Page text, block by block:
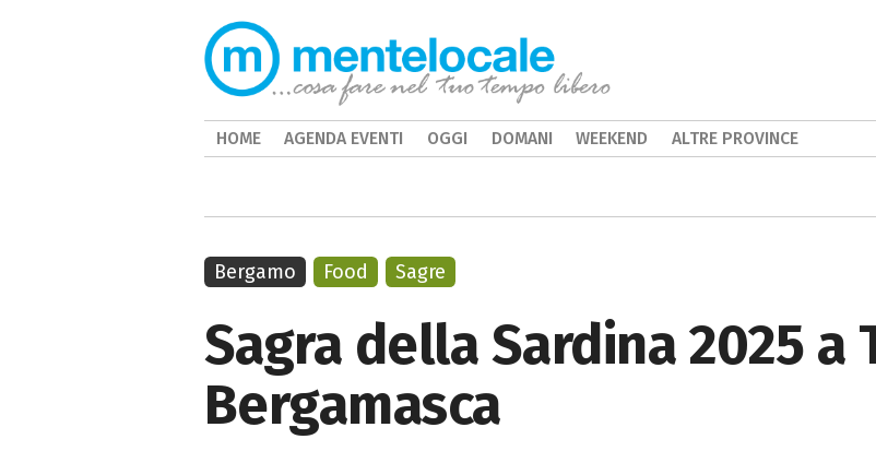
Sagra della Sardina 2025 a
Bergamasca
Bergamo Food Sagre
HOME AGENDA EVENTI OGGI DOMANI WEEKEND ALTRE PROVINCE